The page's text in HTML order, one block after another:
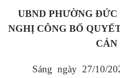
UBND PHƯỜNG
NGHỊ CÔNG BỐ
CÁN
Sáng ngày 27/10/